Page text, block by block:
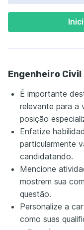
Engenheiro
É importante
relevante para a
posição
Enfatize
particularmente
candidatando.
Mencione
mostrem sua
questão.
Personalize a
como suas